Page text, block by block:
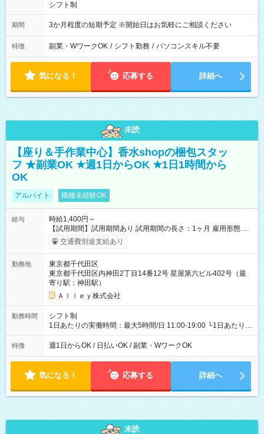
シフト制
期間 3か月程度の短期予定 ※開始日はお気軽にご相談ください
特徴 副業・WワークOK / シフト勤務 / パソコンスキル不要
気になる！ 応募する 詳細へ
未読
【座り＆手作業中心】香水shopの梱包スタッ
フ ★副業OK ★週1日からOK ★1日1時間から
OK
アルバイト 職種未経験OK
給与
時給1,400円～
【試用期間】試用期間あり 試用期間の長さ：1ヶ月 雇用形態、
給与は本採用時と同じです。
交通費別途支給あり
勤務地
東京都千代田区
東京都千代田区内神田2丁目14番12号 星屋第六ビル402号（最
寄り駅：神田駅）
Ａｌｌｅｙ株式会社
勤務時間
シフト制
1日あたりの実働時間：最大5時間/日 11:00-19:00 └1日あたりの
実働時間：1-5時間 └上記の時間帯内であれば、いつでも勤務可
能！ └平日・土曜日の中で、お好きな曜日でご勤務いただけま
18:00 などのように、自由な働き方が可能なお仕事です！
特徴 週1日からOK / 日払いOK / 副業・WワークOK
気になる！ 応募する 詳細へ
未読